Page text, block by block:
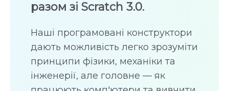
разом зі Scratch 3.0.
Наші програмовані конструктори
дають можливість легко зрозуміти
принципи фізики, механіки та
інженерії, але головне — як